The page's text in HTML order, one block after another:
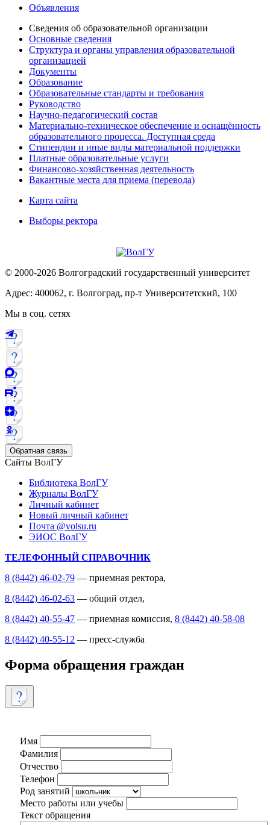
Объявления
Сведения об образовательной организации
Основные сведения
Структура и органы управления образовательной
организацией
Документы
Образование
Образовательные стандарты и требования
Руководство
Научно-педагогический состав
Материально-техническое обеспечение и оснащённость
образовательного процесса. Доступная среда
Стипендии и иные виды материальной поддержки
Платные образовательные услуги
Финансово-хозяйственная деятельность
Вакантные места для приема (перевода)
Карта сайта
Выборы ректора
© 2000-2026 Волгоградский государственный университет
Адрес: 400062, г. Волгоград, пр-т Университетский, 100
Мы в соц. сетях
Обратная связь
Сайты ВолГУ
Библиотека ВолГУ
Журналы ВолГУ
Личный кабинет
Новый личный кабинет
Почта @volsu.ru
ЭИОС ВолГУ
ТЕЛЕФОННЫЙ СПРАВОЧНИК
8 (8442) 46-02-79 — приемная ректора,
8 (8442) 46-02-63 — общий отдел,
8 (8442) 40-55-47 — приемная комиссия, 8 (8442) 40-58-08
8 (8442) 40-55-12 — пресс-служба
Форма обращения граждан
Имя
Фамилия
Отчество
Телефон
Род занятий
Место работы или учебы
Текст обращения